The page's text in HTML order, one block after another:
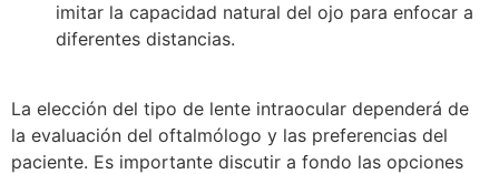
imitar la capacidad natural del ojo para enfocar a
diferentes distancias.
La elección del tipo de lente intraocular dependerá de
la evaluación del oftalmólogo y las preferencias del
paciente. Es importante discutir a fondo las opciones